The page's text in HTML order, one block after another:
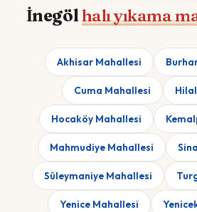
İnegölhalı yıkama
Akhisar Mahallesi
Cuma Mahallesi
Hocaköy Mahallesi
Mahmudiye Mahallesi
Süleymaniye Mahallesi
Yenice Mahallesi